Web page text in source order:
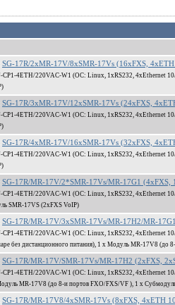
SG-17R/2xMR-17V/8xSMR-17Vs (16xFXS,
CP1-4ETH/220VAC-W1 (ОС: Linux, 1xRS232, 4xEthernet
SG-17R/3xMR-17V/12xSMR-17Vs (24xFXS,
CP1-4ETH/220VAC-W1 (ОС: Linux, 1xRS232, 4xEthernet
SG-17R/4xMR-17V/16xSMR-17Vs (32xFXS,
CP1-4ETH/220VAC-W1 (ОС: Linux, 1xRS232, 4xEthernet
SG-17R/MR-17V/2*SMR-17Vs/MR-17G1 (4xFXS,
CP1-4ETH/220VAC-W1 (ОС: Linux, 1xRS232,
SMR-17VS (2xFXS VoIP)
SG-17R/MR-17V/3xSMR-17Vs/MR-17H2/MR-
CP1-4ETH/220VAC-W1 (ОС: Linux, 1xRS232, 4xEthernet
без дистанционного питания), 1 x Модуль MR-17V8
SG-17R/MR-17V/SMR-17Vs/MR-17H2 (2xFXS,
CP1-4ETH/220VAC-W1 (ОС: Linux, 1xRS232, 4xEthernet
MR-17V8 (до 8-и портов FXO/FXS/VF ), 1 x
SG-17R/MR-17V8/4xSMR-17Vs (8xFXS, 4xETH